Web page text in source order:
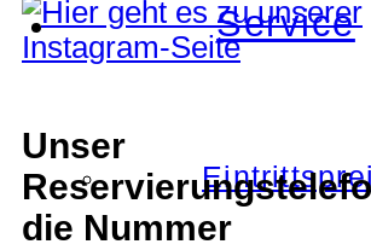
Service
Unser
die Nummer